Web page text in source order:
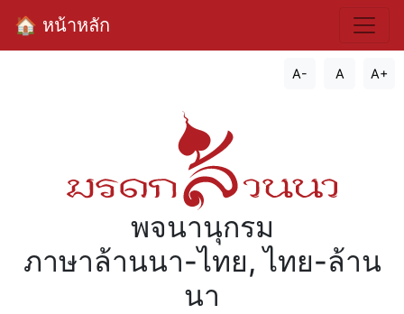
🏠 หน้าหลัก
A- A A+
พจนานุกรม
ภาษาล้านนา-ไทย, ไทย-ล้าน
นา